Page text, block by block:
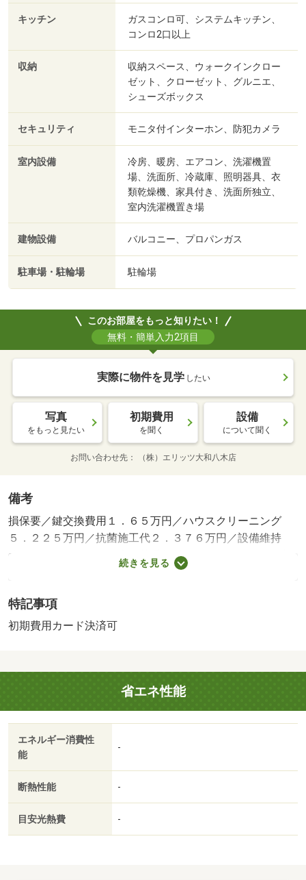
キッチン
ガスコンロ可、システムキッチン、
コンロ2口以上
収納
収納スペース、ウォークインクロー
ゼット、クローゼット、グルニエ、
シューズボックス
セキュリティ モニタ付インターホン、防犯カメラ
室内設備
冷房、暖房、エアコン、洗濯機置
場、洗面所、冷蔵庫、照明器具、衣
類乾燥機、家具付き、洗面所独立、
室内洗濯機置き場
建物設備 バルコニー、プロパンガス
駐車場・駐輪場 駐輪場
このお部屋をもっと知りたい！
無料・簡単入力2項目
実際に物件を見学 したい
写真
をもっと見たい
初期費用
を聞く
設備
について聞く
お問い合わせ先 （株）エリッツ大和八木店
備考
損保要／鍵交換費用１．６５万円／ハウスクリーニング
５．２２５万円／抗菌施工代２．３７６万円／設備維持
費：５５０円／月 口座振替手数料：５２４円／月 更新
事務手数料：１６５００円／更新時／保証会社利用必：賃
レ別／バルコニー／エアコン／ガスコンロ対応／ＴＶイン
ターホン／浴室乾燥機／室内洗濯置／シューズボックス／
コンロ／防犯カメラ／照明付／全居室洋室／ウォークイン
クロゼット／冷蔵庫／クッションフロア／家電付／家具付
／敷地内ごみ置き場／プロパンガス／敷金・礼金不要／Ｉ
Ｔ重説 対応物件／初期費用カード決済可／セブンイレブ
ン橿原新賀町店（コンビニ）まで１７０ｍ／ならコープコ
ープみみなし（スーパー）まで４５０ｍ／近鉄百貨店橿原
ビニ）まで６５０ｍ／サンプラザ大和八木店（スーパー）
まで６００ｍ／平成記念病院（病院）まで２２００ｍ/賃貸
戸数:20戸
続きを見る
特記事項
初期費用カード決済可
省エネ性能
エネルギー消費性
能
-
断熱性能 -
目安光熱費 -